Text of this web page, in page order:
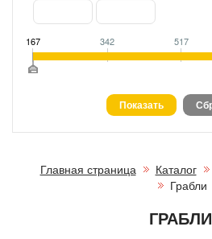
167 342 517
Главная страница Каталог
Грабли
ГРАБЛИ